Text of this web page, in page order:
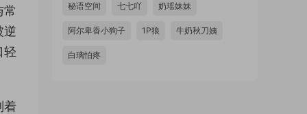
常
逆
轻
着
秘语空间 七七吖 奶瑶妹妹
阿尔卑香小狗子 1P狼 牛奶秋刀姨
白璃怕疼